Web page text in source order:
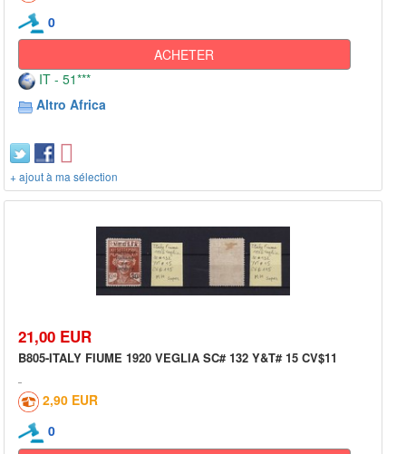
0
ACHETER
IT - 51***
Altro Africa
+ ajout à ma sélection
21,00 EUR
B805-ITALY FIUME 1920 VEGLIA SC# 132 Y&T# 15 CV$11
2,90 EUR
0